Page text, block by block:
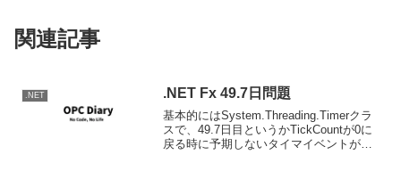
関連記事
.NET .NET Fx 49.7日問題
基本的にはSystem.Threading.Timerクラ
スで、49.7日目というかTickCountが0に
戻る時に予期しないタイマイベントが発